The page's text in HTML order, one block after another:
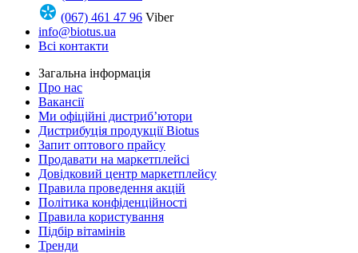
(067) 461 47 96 Viber
info@biotus.ua
Всі контакти
Загальна інформація
Про нас
Вакансії
Ми офіційні дистриб’ютори
Дистрибуція продукції Biotus
Запит оптового прайсу
Продавати на маркетплейсі
Довідковий центр маркетплейсу
Правила проведення акцій
Політика конфіденційності
Правила користування
Підбір вітамінів
Тренди